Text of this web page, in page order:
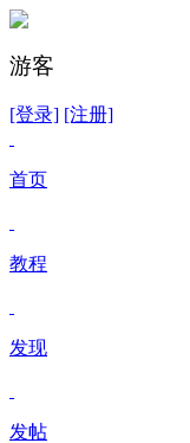
游客
[登录] [注册]
首页
教程
发现
发帖